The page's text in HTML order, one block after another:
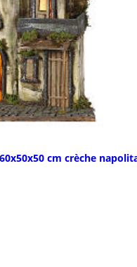
cm crèche